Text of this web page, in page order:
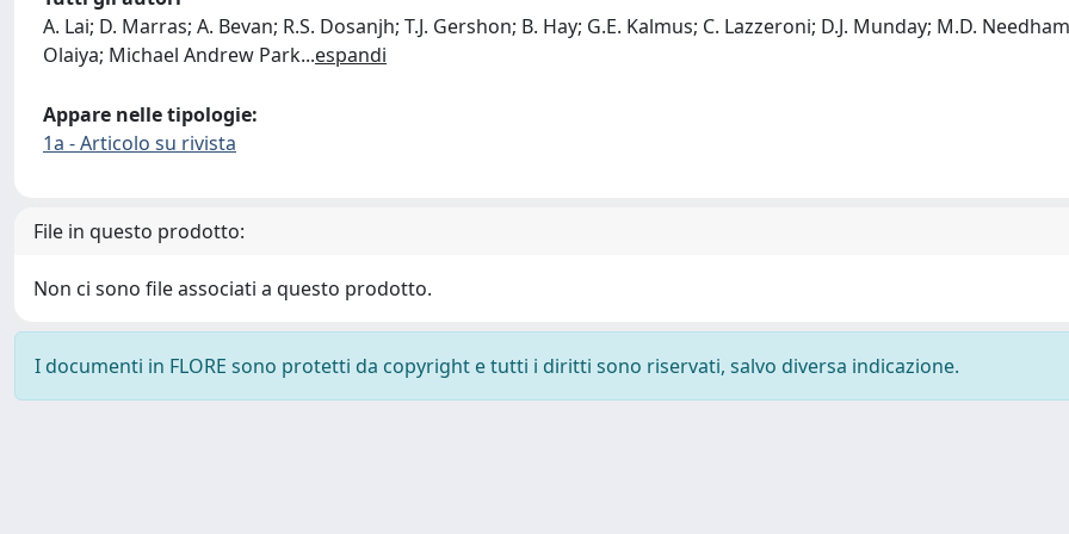
A. Lai; D. Marras; A. Bevan; R.S. Dosanjh; T.J. Gershon; B. Hay; G.E. Kalmus; C. Lazzeroni; D.J. Munday; M.D.
Olaiya; Michael Andrew Park...espandi
Appare nelle tipologie:
1a - Articolo su rivista
File in questo prodotto:
Non ci sono file associati a questo prodotto.
I documenti in FLORE sono protetti da copyright e tutti i diritti sono riservati, salvo diversa indicazione.